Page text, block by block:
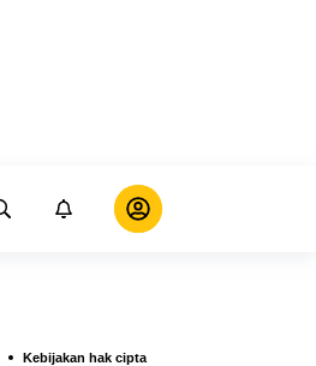
Kebijakan hak cipta